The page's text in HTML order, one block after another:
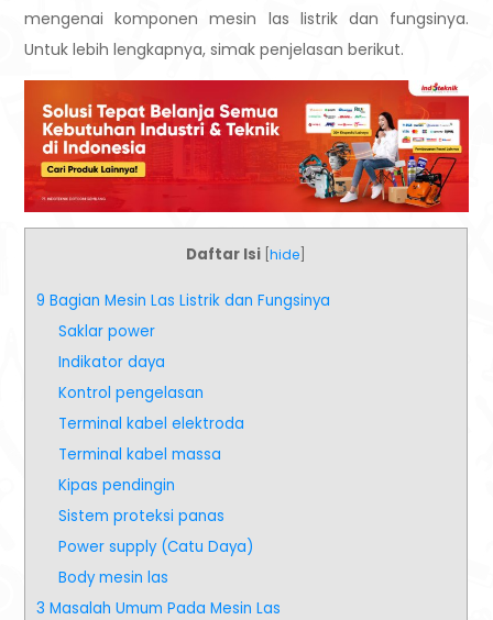
mengenai komponen mesin las listrik dan fungsinya.
Untuk lebih lengkapnya, simak penjelasan berikut.
Daftar Isi [hide
9 Bagian Mesin Las Listrik dan Fungsinya
Saklar power
Indikator daya
Kontrol pengelasan
Terminal kabel elektroda
Terminal kabel massa
Kipas pendingin
Sistem proteksi panas
Power supply (Catu Daya)
Body mesin las
3 Masalah Umum Pada Mesin Las